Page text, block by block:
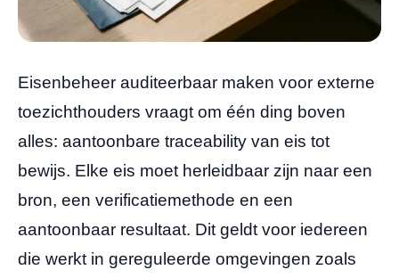
Eisenbeheer auditeerbaar maken voor externe
toezichthouders vraagt om één ding boven
alles: aantoonbare traceability van eis tot
bewijs. Elke eis moet herleidbaar zijn naar een
bron, een verificatiemethode en een
aantoonbaar resultaat. Dit geldt voor iedereen
die werkt in gereguleerde omgevingen zoals